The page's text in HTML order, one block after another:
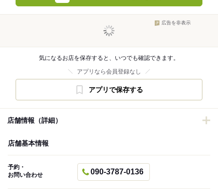
広告を非表示
気になるお店を保存すると、いつでも確認できます。
アプリなら会員登録なし
アプリで保存する
店舗情報（詳細）
店舗基本情報
予約・
お問い合わせ
090-3787-0136